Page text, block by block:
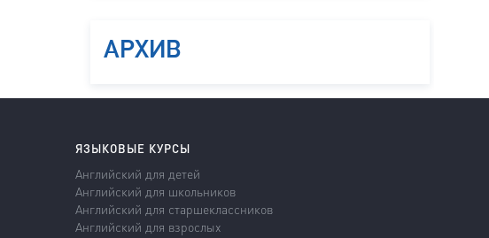
АРХИВ
ЯЗЫКОВЫЕ КУРСЫ
Английский для детей
Английский для школьников
Английский для старшеклассников
Английский для взрослых